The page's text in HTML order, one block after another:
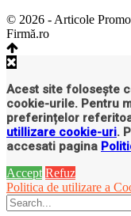
© 2026 - Articole
Firmă.ro
Acest site folosește
cookie-urile. Pentru
preferințelor
utillizare cookie-uri.
accesati pagina
Accept Refuz
Politica de utilizare a